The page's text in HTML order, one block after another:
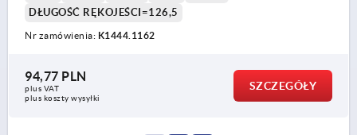
DŁUGOŚĆ RĘKOJEŚCI=126,5
Nr zamówienia: K1444.1162
94,77 PLN
plus VAT
plus koszty wysyłki
SZCZEGÓŁY